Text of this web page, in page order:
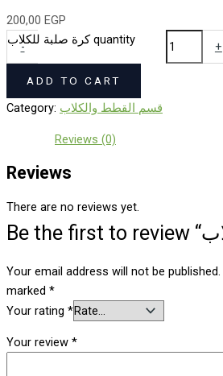
200,00 EGP
-
كرة صلبة للكلاب quantity +
ADD TO CART
Category: قسم القطط والكلاب
Reviews (0)
Reviews
There are no reviews yet.
Your email address will not be published.
marked *
Your rating *
Your review *